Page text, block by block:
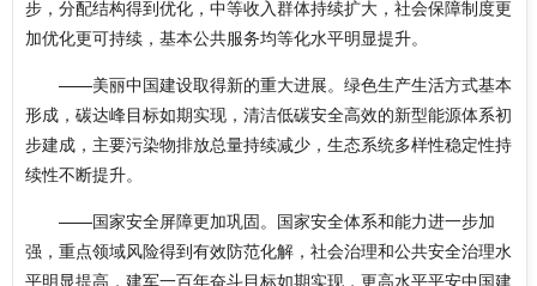
步，分配结构得到优化，中等收入群体持续扩大，社会保障制度更
加优化更可持续，基本公共服务均等化水平明显提升。
——美丽中国建设取得新的重大进展。绿色生产生活方式基本
形成，碳达峰目标如期实现，清洁低碳安全高效的新型能源体系初
步建成，主要污染物排放总量持续减少，生态系统多样性稳定性持
续性不断提升。
——国家安全屏障更加巩固。国家安全体系和能力进一步加
强，重点领域风险得到有效防范化解，社会治理和公共安全治理水
平明显提高，建军一百年奋斗目标如期实现，更高水平平安中国建